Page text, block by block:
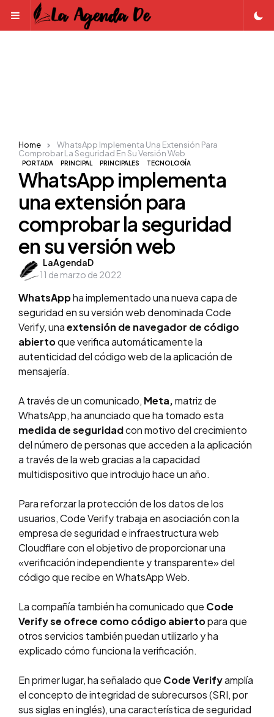
Menu
PORTADA PRINCIPAL PRINCIPALES TECNOLOGÍA
WhatsApp implementa
una extensión para
comprobar la seguridad
en su versión web
Posted
by
LaAgendaD
11 de marzo de 2022
Home
WhatsApp Implementa Una Extensión Para
Comprobar La Seguridad En Su Versión Web
WhatsAppha implementado una nueva capa de
seguridad en su versión web denominada Code
Verify, unaextensión de navegador de código
abiertoque verifica automáticamente la
autenticidad del código web de la aplicación de
mensajería.
A través de un comunicado, Meta,matriz de
WhatsApp, ha anunciado que ha tomado esta
medida de seguridadcon motivo del crecimiento
del número de personas que acceden a la aplicación
a través de la web gracias a la capacidad
multidispositivo que introdujo hace un año.
Para reforzar la protección de los datos de los
usuarios, Code Verify trabaja en asociación con la
empresa de seguridad e infraestructura web
Cloudflare con el objetivo de proporcionar una
«verificación independiente y transparente» del
código que recibe en WhatsApp Web.
La compañía también ha comunicado que Code
Verify se ofrece como código abiertopara que
otros servicios también puedan utilizarlo y ha
explicado cómo funciona la verificación.
En primer lugar, ha señalado que Code Verifyamplía
el concepto de integridad de subrecursos (SRI, por
sus siglas en inglés), una característica de seguridad